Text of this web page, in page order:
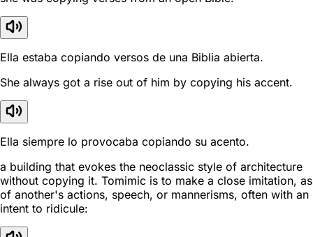
Ella estaba copiando versos de una Biblia abierta.
She always got a rise out of him by copying his accent.
Ella siempre lo provocaba copiando su acento.
a building that evokes the neoclassic style of architecture
without copying it. Tomimic is to make a close imitation, as
of another's actions, speech, or mannerisms, often with an
intent to ridicule: